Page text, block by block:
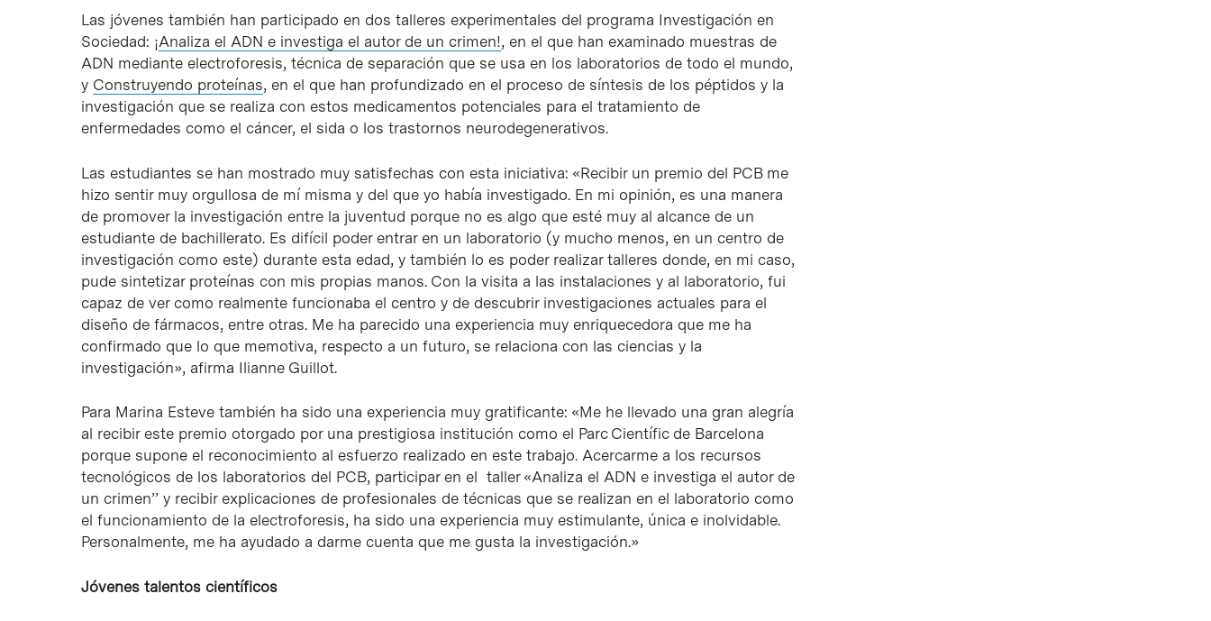
Las jóvenes también han participado en dos talleres experimentales del programa Investigación en
Sociedad: ¡Analiza el ADN e investiga el autor de un crimen!, en el que han examinado muestras de
ADN mediante electroforesis, técnica de separación que se usa en los laboratorios de todo el mundo,
y Construyendo proteínas, en el que han profundizado en el proceso de síntesis de los péptidos y la
investigación que se realiza con estos medicamentos potenciales para el tratamiento de
enfermedades como el cáncer, el sida o los trastornos neurodegenerativos.
Las estudiantes se han mostrado muy satisfechas con esta iniciativa: «Recibir un premio del PCB me
hizo sentir muy orgullosa de mí misma y del que yo había investigado. En mi opinión, es una manera
de promover la investigación entre la juventud porque no es algo que esté muy al alcance de un
estudiante de bachillerato. Es difícil poder entrar en un laboratorio (y mucho menos, en un centro de
investigación como este) durante esta edad, y también lo es poder realizar talleres donde, en mi caso,
pude sintetizar proteínas con mis propias manos. Con la visita a las instalaciones y al laboratorio, fui
capaz de ver como realmente funcionaba el centro y de descubrir investigaciones actuales para el
diseño de fármacos, entre otras. Me ha parecido una experiencia muy enriquecedora que me ha
confirmado que lo que memotiva, respecto a un futuro, se relaciona con las ciencias y la
investigación», afirma Ilianne Guillot.
Para Marina Esteve también ha sido una experiencia muy gratificante: «Me he llevado una gran alegría
al recibir este premio otorgado por una prestigiosa institución como el Parc Científic de Barcelona
porque supone el reconocimiento al esfuerzo realizado en este trabajo. Acercarme a los recursos
tecnológicos de los laboratorios del PCB, participar en el taller «Analiza el ADN e investiga el autor de
un crimen’’ y recibir explicaciones de profesionales de técnicas que se realizan en el laboratorio como
el funcionamiento de la electroforesis, ha sido una experiencia muy estimulante, única e inolvidable.
Personalmente, me ha ayudado a darme cuenta que me gusta la investigación.»
Jóvenes talentos científicos